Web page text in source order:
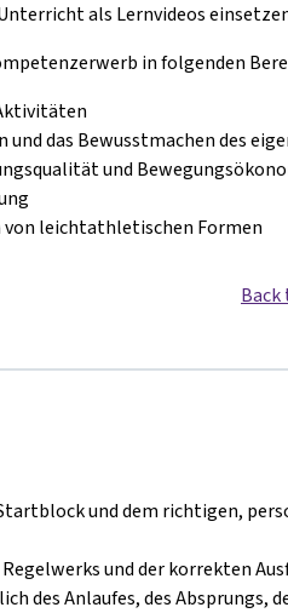
als Lernvideos
in folgenden
das Bewusstmachen des
und
von leichtathletischen Formen
und dem richtigen,
und der korrekten
des Anlaufes, des Absprungs,